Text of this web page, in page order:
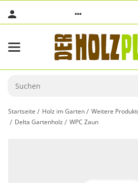
Startseite Holz im Garten
Weitere
Delta Gartenholz
WPC Zaun